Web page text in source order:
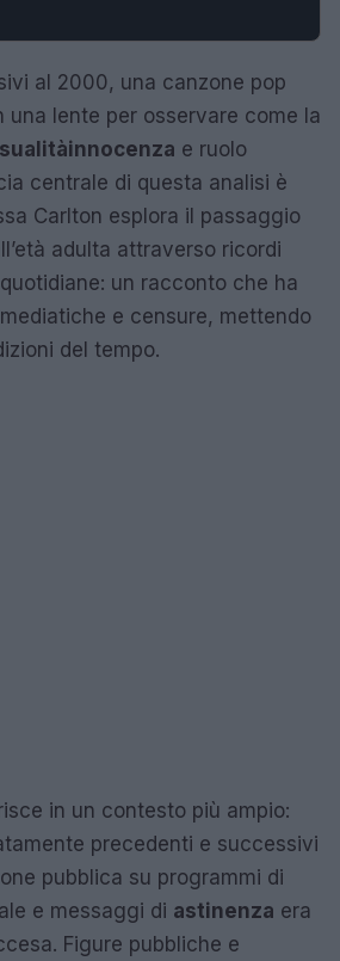
al 2000, una canzone pop
una lente per osservare come la
innocenza e ruolo
centrale di questa analisi è
Carlton esplora il passaggio
adulta attraverso ricordi
un racconto che ha
e censure, mettendo
del tempo.
in un contesto più ampio:
precedenti e successivi
pubblica su programmi di
e messaggi di astinenza era
Figure pubbliche e